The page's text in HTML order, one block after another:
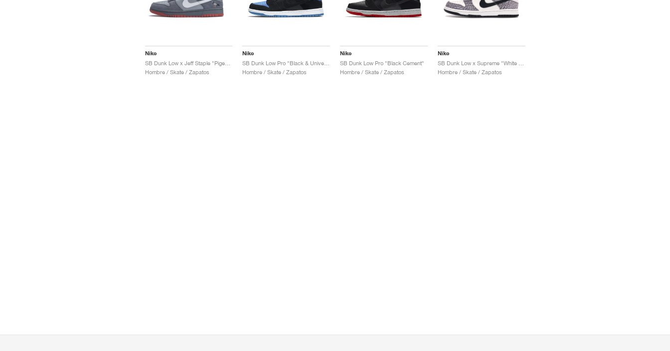
Nike
SB Dunk Low x Jeff Staple "Pigeon"
Hombre / Skate / Zapatos
Nike
Hombre / Skate / Zapatos
Nike
SB Dunk Low Pro "Black Cement"
Hombre / Skate / Zapatos
Nike
Hombre / Skate / Zapatos